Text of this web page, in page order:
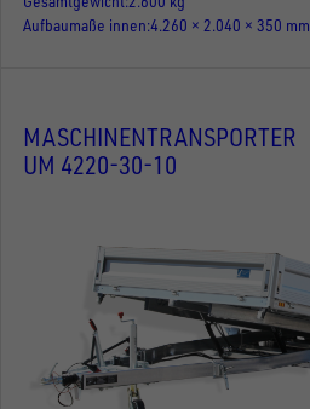
Aufbaumaße innen 4.260 × 2.040 × 350 mm
MASCHINENTRANSPORTER
UM 4220-30-10